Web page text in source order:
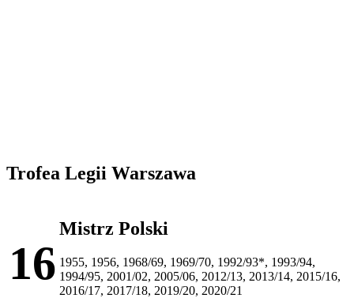
Trofea Legii Warszawa
16
Mistrz Polski
1955, 1956, 1968/69, 1969/70, 1992/93*, 1993/94,
1994/95, 2001/02, 2005/06, 2012/13, 2013/14, 2015/16,
2016/17, 2017/18, 2019/20, 2020/21